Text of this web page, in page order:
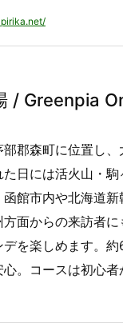
/ Greenpia
郡森町に位置し
日には活火山・
館市内や北海道
面からの来訪者
を楽しめます。
。コースは初心